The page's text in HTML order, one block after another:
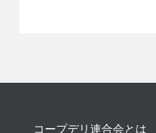
コープデリ連合会とは